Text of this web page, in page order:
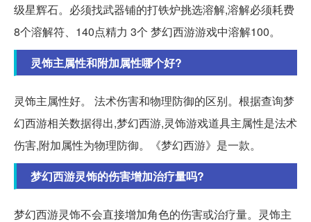
级星辉石。必须找武器铺的打铁炉挑选溶解,溶解必须耗费
8个溶解符、140点精力 3个 梦幻西游游戏中溶解100。
灵饰主属性和附加属性哪个好?
灵饰主属性好。 法术伤害和物理防御的区别。根据查询梦
幻西游相关数据得出,梦幻西游,灵饰游戏道具主属性是法术
伤害,附加属性为物理防御。《梦幻西游》是一款。
梦幻西游灵饰的伤害增加治疗量吗?
梦幻西游灵饰不会直接增加角色的伤害或治疗量。灵饰主